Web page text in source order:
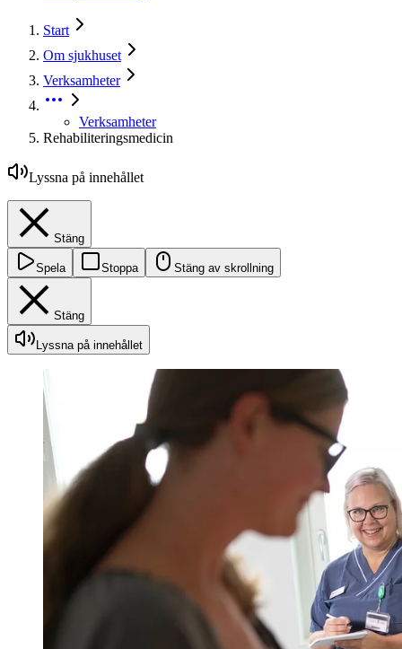
Start
Om sjukhuset
Verksamheter
Verksamheter
Rehabiliteringsmedicin
Lyssna på innehållet
Stäng
Spela Stoppa Stäng av skrollning
Stäng
Lyssna på innehållet